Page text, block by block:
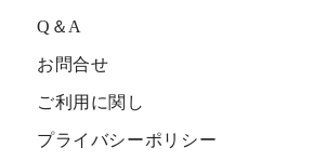
Q＆A
お問合せ
ご利用に関し
プライバシーポリシー